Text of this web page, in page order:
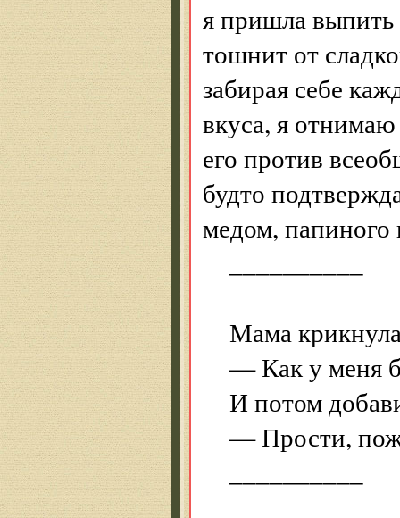
я пришла выпить
тошнит от
забирая себе
вкуса, я отнимаю
его против
будто
медом, папиного
Мама
— Как у меня
И потом
— Прости,